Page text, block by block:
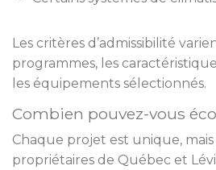
Les critères d’admissibilité
programmes, les
les équipements sélectionnés.
Combien pouvez-vous
Chaque projet est unique,
propriétaires de Québec et